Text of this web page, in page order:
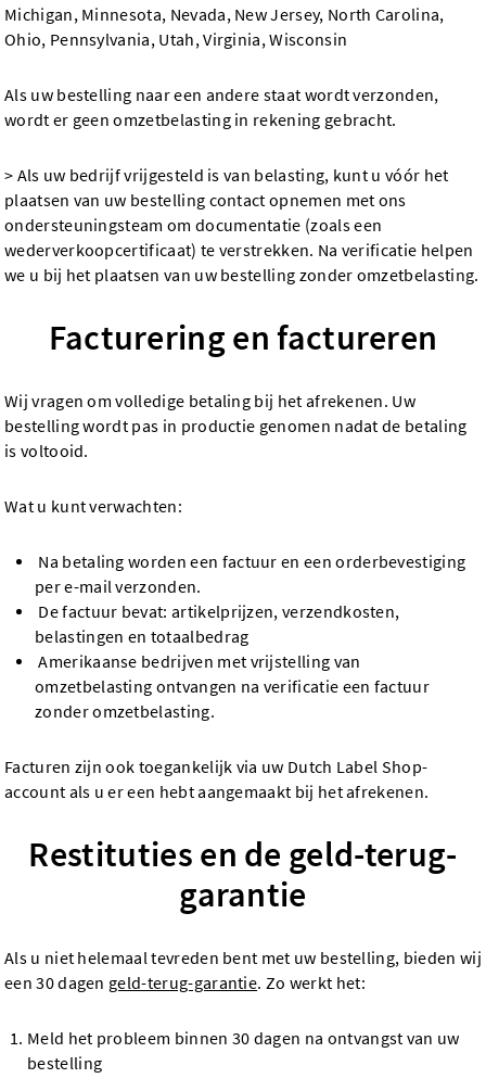
Michigan, Minnesota, Nevada, New Jersey, North Carolina,
Ohio, Pennsylvania, Utah, Virginia, Wisconsin
Als uw bestelling naar een andere staat wordt verzonden,
wordt er geen omzetbelasting in rekening gebracht.
> Als uw bedrijf vrijgesteld is van belasting, kunt u vóór het
plaatsen van uw bestelling contact opnemen met ons
ondersteuningsteam om documentatie (zoals een
wederverkoopcertificaat) te verstrekken. Na verificatie helpen
we u bij het plaatsen van uw bestelling zonder omzetbelasting.
Facturering en factureren
Wij vragen om volledige betaling bij het afrekenen. Uw
bestelling wordt pas in productie genomen nadat de betaling
is voltooid.
Wat u kunt verwachten:
Na betaling worden een factuur en een orderbevestiging
per e-mail verzonden.
De factuur bevat: artikelprijzen, verzendkosten,
belastingen en totaalbedrag
Amerikaanse bedrijven met vrijstelling van
omzetbelasting ontvangen na verificatie een factuur
zonder omzetbelasting.
Facturen zijn ook toegankelijk via uw Dutch Label Shop-
account als u er een hebt aangemaakt bij het afrekenen.
Restituties en de geld-terug-
garantie
Als u niet helemaal tevreden bent met uw bestelling, bieden wij
een 30 dagen geld-terug-garantie. Zo werkt het:
Meld het probleem binnen 30 dagen na ontvangst van uw
bestelling